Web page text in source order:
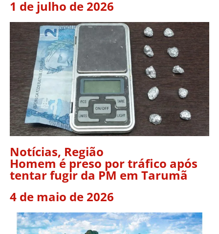
1 de julho de 2026
Notícias, Região
Homem é preso por tráfico após
tentar fugir da PM em Tarumã
4 de maio de 2026